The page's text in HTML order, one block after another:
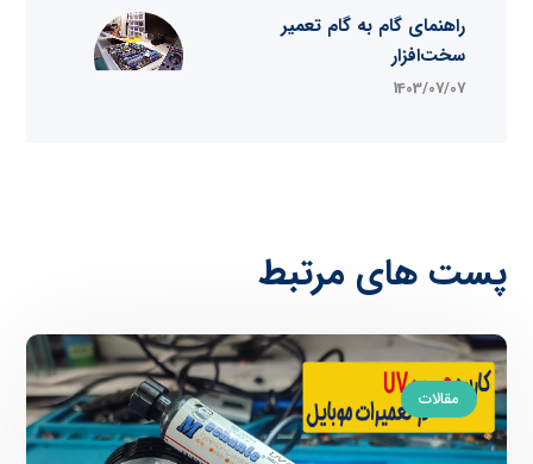
راهنمای گام به گام تعمیر
سخت‌افزار
1403/07/07
پست های مرتبط
مقالات